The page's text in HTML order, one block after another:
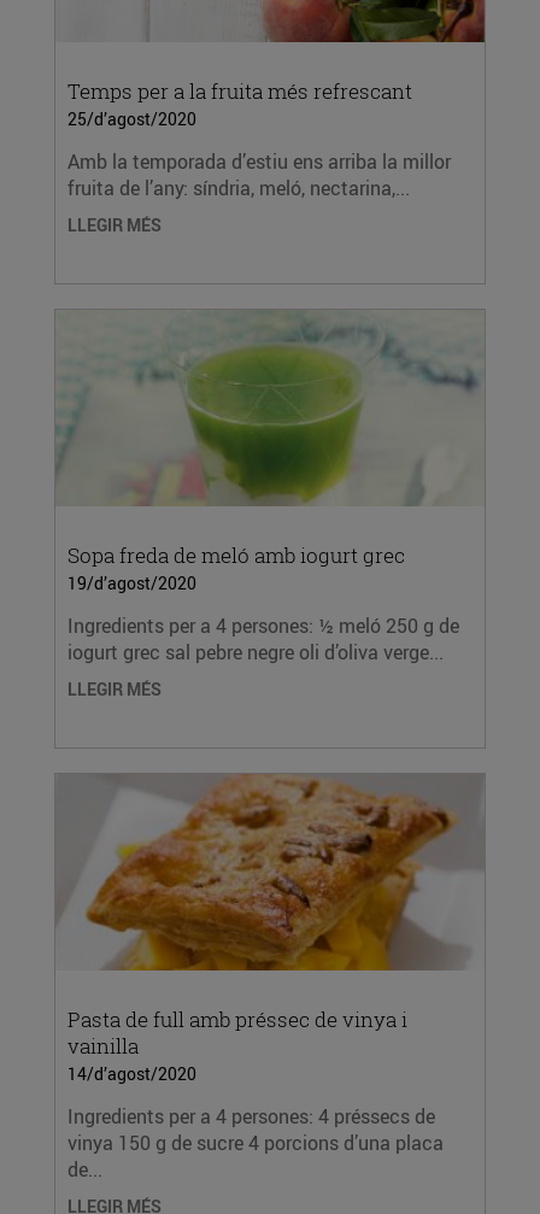
Temps per a la fruita més refrescant
25/d’agost/2020
Amb la temporada d’estiu ens arriba la millor
fruita de l’any: síndria, meló, nectarina,...
LLEGIR MÉS
Sopa freda de meló amb iogurt grec
19/d’agost/2020
Ingredients per a 4 persones: ½ meló 250 g de
iogurt grec sal pebre negre oli d’oliva verge...
LLEGIR MÉS
Pasta de full amb préssec de vinya i
vainilla
14/d’agost/2020
Ingredients per a 4 persones: 4 préssecs de
vinya 150 g de sucre 4 porcions d’una placa
de...
LLEGIR MÉS